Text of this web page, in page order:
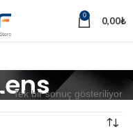
0 0,00₺
Tek bir sonuç gösteriliyor